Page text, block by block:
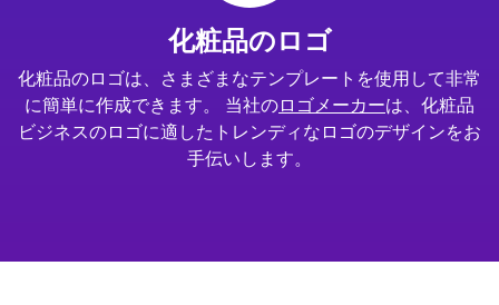
化粧品のロゴ
化粧品のロゴは、さまざまなテンプレートを使用して非常
に簡単に作成できます。 当社のロゴメーカーは、化粧品
ビジネスのロゴに適したトレンディなロゴのデザインをお
手伝いします。